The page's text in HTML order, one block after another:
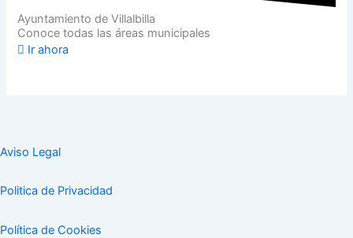
Ayuntamiento de Villalbilla
Conoce todas las áreas municipales
Ir ahora
Aviso Legal
Politica de Privacidad
Política de Cookies